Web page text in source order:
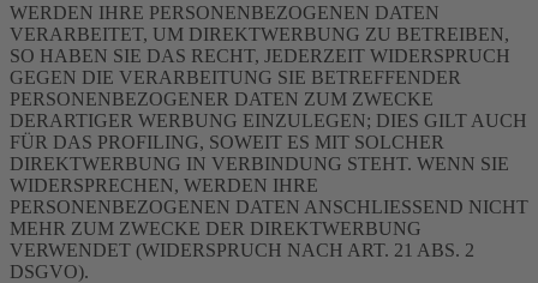
WERDEN IHRE PERSONENBEZOGENEN DATEN
VERARBEITET, UM DIREKTWERBUNG ZU BETREIBEN,
SO HABEN SIE DAS RECHT, JEDERZEIT WIDERSPRUCH
GEGEN DIE VERARBEITUNG SIE BETREFFENDER
PERSONENBEZOGENER DATEN ZUM ZWECKE
DERARTIGER WERBUNG EINZULEGEN; DIES GILT AUCH
FÜR DAS PROFILING, SOWEIT ES MIT SOLCHER
DIREKTWERBUNG IN VERBINDUNG STEHT. WENN SIE
WIDERSPRECHEN, WERDEN IHRE
PERSONENBEZOGENEN DATEN ANSCHLIESSEND NICHT
MEHR ZUM ZWECKE DER DIREKTWERBUNG
VERWENDET (WIDERSPRUCH NACH ART. 21 ABS. 2
DSGVO).